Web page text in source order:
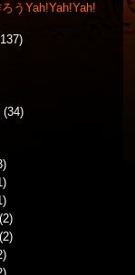
うYah!Yah!Yah!
(34)
(2)
(2)